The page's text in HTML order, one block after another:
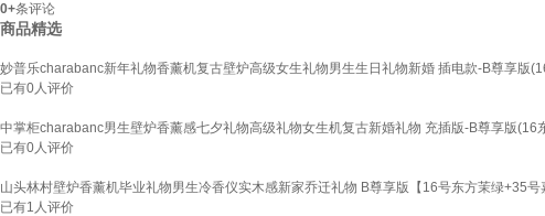
0+条评论
商品精选
妙普乐charabanc新年礼物香薰机复古壁炉高级女生礼物男生生日礼物新婚 插电款-B尊享版
已有0人评价
中掌柜charabanc男生壁炉香薰感七夕礼物高级礼物女生机复古新婚礼物 充插版-B尊享版(16
已有0人评价
山头林村壁炉香薰机毕业礼物男生冷香仪实木感新家乔迁礼物 B尊享版【16号东方茉绿+35号
已有1 人评价